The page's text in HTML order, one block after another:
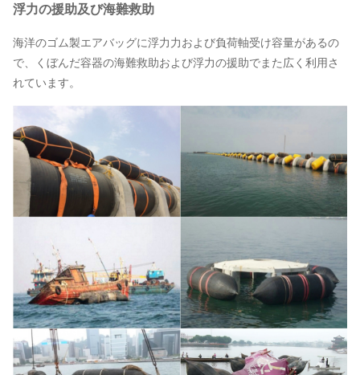
浮力の援助及び海難救助
海洋のゴム製エアバッグに浮力力および負荷軸受け容量があるの
で、くぼんだ容器の海難救助および浮力の援助でまた広く利用さ
れています。